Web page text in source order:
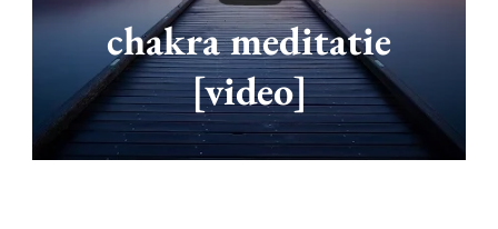
chakra meditatie
[video]